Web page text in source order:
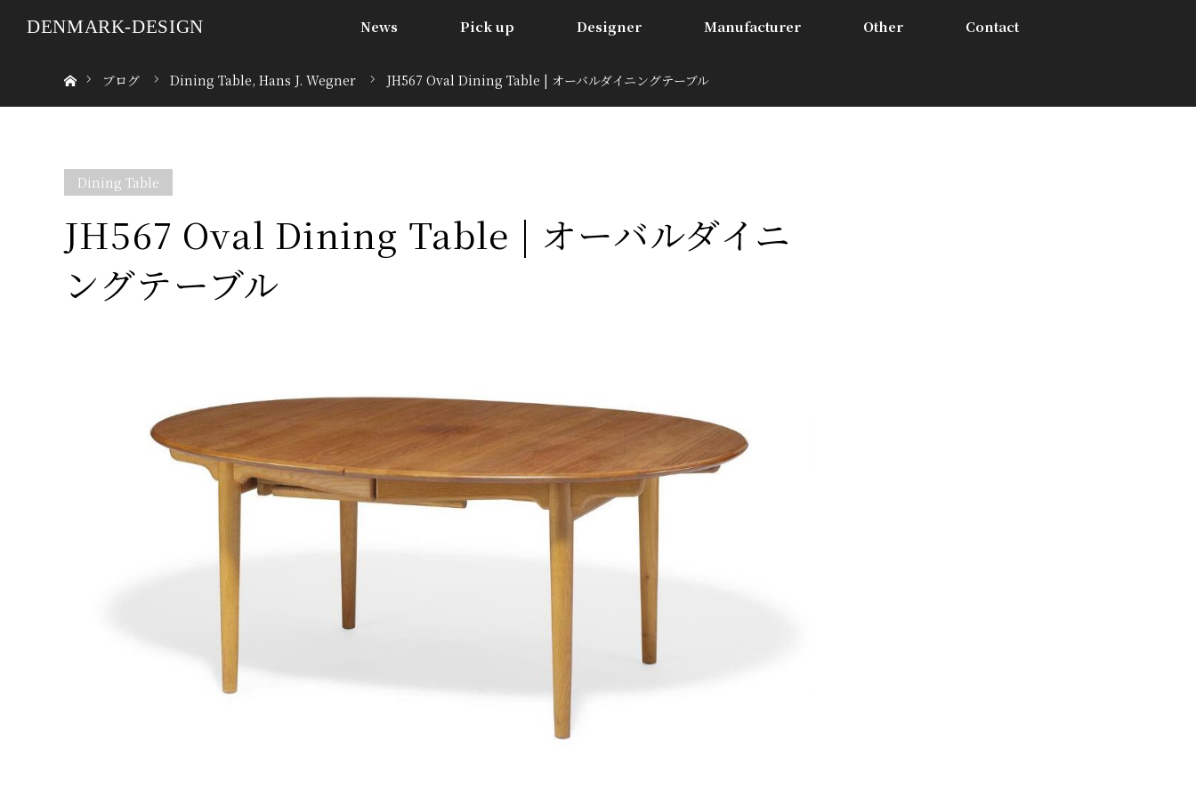
DENMARK-DESIGN News Pick up Designer Manufacturer Other Contact
ブログ
Dining Table, Hans J. Wegner JH567 Oval Dining Table | オーバルダイニングテーブル
Dining Table
JH567 Oval Dining Table | オーバルダイニ
ングテーブル